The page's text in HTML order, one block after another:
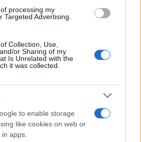
processing my
Targeted Advertising.
Collection, Use,
or Sharing of my
Is Unrelated with the
it was collected.
to enable storage
like cookies on web or
apps.
ΣΑΝ ΣΗΜΕΡΑ – 9
Αυγούστου 1945:
Ναγκασάκι, ο